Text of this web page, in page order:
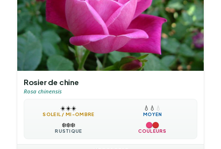
Rosier de chine
Rosa chinensis
☀️☀️☀️
SOLEIL / MI-OMBRE
💧 💧 💧
MOYEN
❄️❄️❄️
RUSTIQUE COULEURS